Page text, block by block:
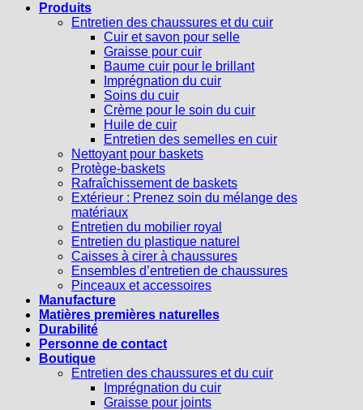
Produits
Entretien des chaussures et du cuir
Cuir et savon pour selle
Graisse pour cuir
Baume cuir pour le brillant
Imprégnation du cuir
Soins du cuir
Crème pour le soin du cuir
Huile de cuir
Entretien des semelles en cuir
Nettoyant pour baskets
Protège-baskets
Rafraîchissement de baskets
Extérieur : Prenez soin du mélange des
matériaux
Entretien du mobilier royal
Entretien du plastique naturel
Caisses à cirer à chaussures
Ensembles d’entretien de chaussures
Pinceaux et accessoires
Manufacture
Matières premières naturelles
Durabilité
Personne de contact
Boutique
Entretien des chaussures et du cuir
Imprégnation du cuir
Graisse pour joints